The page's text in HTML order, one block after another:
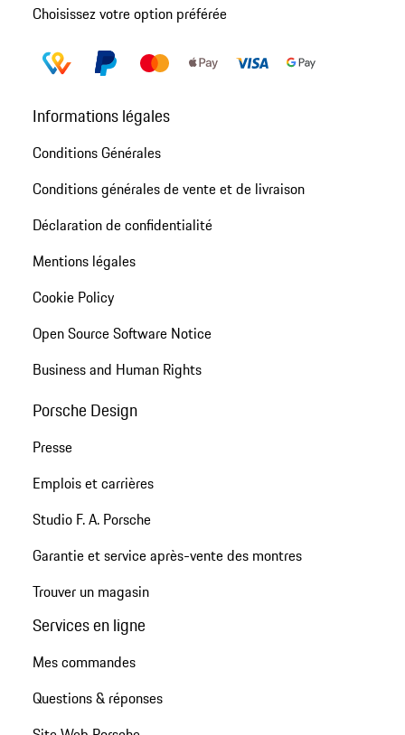
Choisissez votre option préférée
Informations légales
Conditions Générales
Conditions générales de vente et de livraison
Déclaration de confidentialité
Mentions légales
Cookie Policy
Open Source Software Notice
Business and Human Rights
Porsche Design
Presse
Emplois et carrières
Studio F. A. Porsche
Garantie et service après-vente des montres
Trouver un magasin
Services en ligne
Mes commandes
Questions & réponses